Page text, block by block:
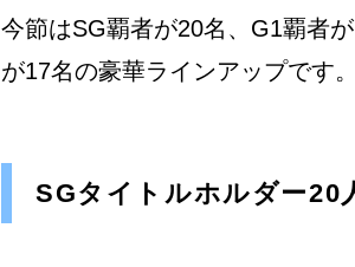
今節はSG覇者が20名、G1覇者
が17名の豪華ラインアップです
SGタイトルホルダー20